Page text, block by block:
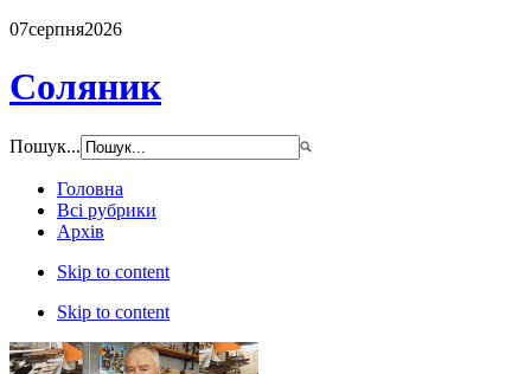
07серпня2026
Соляник
Пошук...
Головна
Всі рубрики
Архів
Skip to content
Skip to content